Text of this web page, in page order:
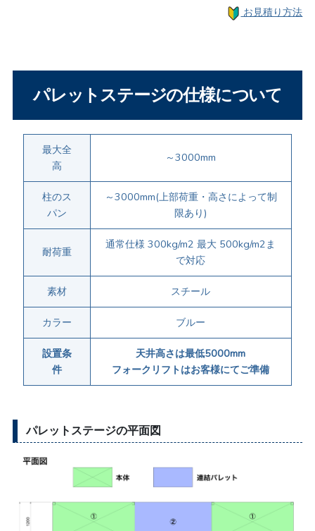
お見積り方法
パレットステージの仕様について
最大全
高
～3000mm
柱のス
パン
～3000mm(上部荷重・高さによって制
限あり)
耐荷重
通常仕様 300kg/m2 最大 500kg/m2ま
で対応
素材 スチール
カラー ブルー
設置条
件
天井高さは最低5000mm
フォークリフトはお客様にてご準備
パレットステージの平面図